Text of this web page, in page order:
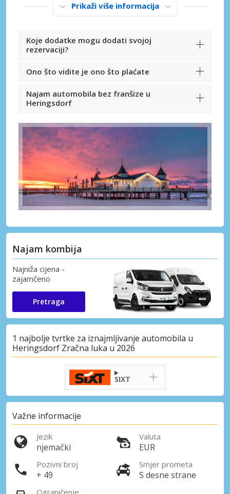
Prikaži više informacija
Koje dodatke mogu dodati svojoj
rezervaciji?
Ono što vidite je ono što plaćate
Najam automobila bez franšize u
Heringsdorf
Najam kombija
Najniža cijena -
zajamčeno
Pretraga
1 najbolje tvrtke za iznajmljivanje automobila u
Heringsdorf Zračna luka u 2026
SIXT
Važne informacije
Jezik
njemački
Valuta
EUR
Pozivni broj
+ 49
Smjer prometa
S desne strane